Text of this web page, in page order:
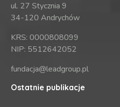
ul. 27 Stycznia 9
34-120 Andrychów
KRS: 0000808099
NIP: 5512642052
fundacja@leadgroup.pl
Ostatnie publikacje